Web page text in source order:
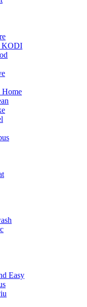
KODI
Home
Easy